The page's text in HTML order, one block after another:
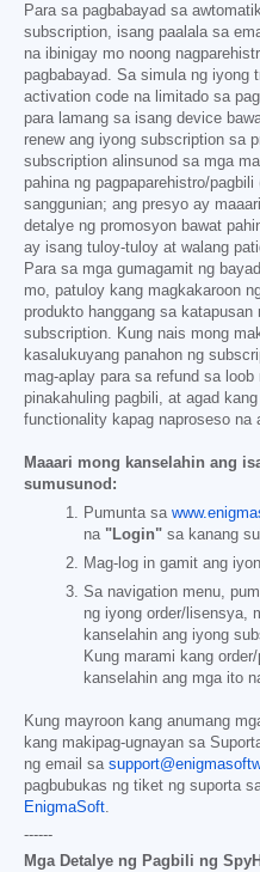
Para sa pagbabayad sa
subscription, isang paalala sa
na ibinigay mo noong
pagbabayad. Sa simula ng iyong
activation code na limitado sa
para lamang sa isang device
renew ang iyong subscription sa
subscription alinsunod sa mga
pahina ng pagpaparehistro/
sanggunian; ang presyo ay
detalye ng promosyon bawat
ay isang tuloy-tuloy at walang
Para sa mga gumagamit ng
mo, patuloy kang magkakaroon
produkto hanggang sa
subscription. Kung nais mong
kasalukuyang panahon ng
mag-aplay para sa refund sa
pinakahuling pagbili, at agad
functionality kapag naproseso na
Maaari mong kanselahin ang
sumusunod:
Pumunta sa
na "Login" sa kanang
Mag-log in gamit ang
Sa navigation menu,
ng iyong order/lisensya,
kanselahin ang iyong
Kung marami kang
kanselahin ang mga ito
Kung mayroon kang anumang
kang makipag-ugnayan sa
ng email sa
pagbubukas ng tiket ng suporta
EnigmaSoft.
------
Mga Detalye ng Pagbili ng